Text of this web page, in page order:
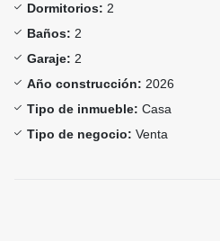
Dormitorios: 2
Baños: 2
Garaje: 2
Año construcción: 2026
Tipo de inmueble: Casa
Tipo de negocio: Venta